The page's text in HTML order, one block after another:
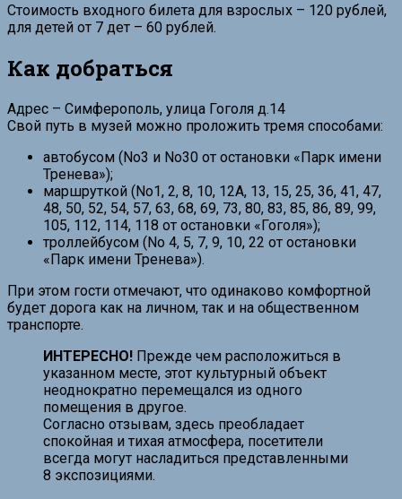
Стоимость входного билета для взрослых – 120 рублей,
для детей от 7 дет – 60 рублей.
Как добраться
Адрес – Симферополь, улица Гоголя д.14
Свой путь в музей можно проложить тремя способами:
автобусом (No3 и No30 от остановки «Парк имени
Тренева»);
маршруткой (No1, 2, 8, 10, 12А, 13, 15, 25, 36, 41, 47,
48, 50, 52, 54, 57, 63, 68, 69, 73, 80, 83, 85, 86, 89, 99,
105, 112, 114, 118 от остановки «Гоголя»);
троллейбусом (No 4, 5, 7, 9, 10, 22 от остановки
«Парк имени Тренева»).
При этом гости отмечают, что одинаково комфортной
будет дорога как на личном, так и на общественном
транспорте.
ИНТЕРЕСНО! Прежде чем расположиться в
указанном месте, этот культурный объект
неоднократно перемещался из одного
помещения в другое.
Согласно отзывам, здесь преобладает
спокойная и тихая атмосфера, посетители
всегда могут насладиться представленными
8 экспозициями.